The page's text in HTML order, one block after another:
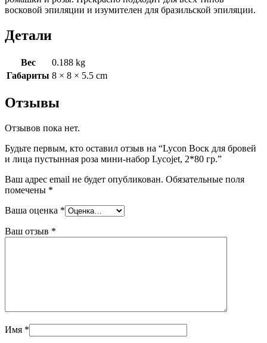
Lycojet,
гр.
восковой эпиляции и изумителен для бразильской эпиляции.
Детали
Вес
0.188 kg
Габариты 8 × 8 × 5.5 cm
Отзывы
Отзывов пока нет.
Будьте первым, кто оставил отзыв на “Lycon Воск для бровей
и лица пустынная роза мини-набор Lycojet, 2*80 гр.”
Ваш адрес email не будет опубликован. Обязательные поля
помечены *
Ваша оценка *
Ваш отзыв *
Имя *